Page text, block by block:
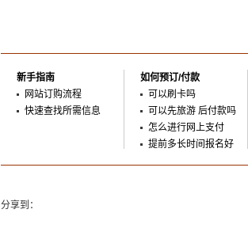
新手指南
网站订购流程
快速查找所需信息
如何预订/付款
可以刷卡吗
可以先旅游 后付款吗
怎么进行网上支付
提前多长时间报名好
分享到：